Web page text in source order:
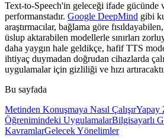
Text-to-Speech'in geleceği ifade gücünde
performanstadır. Google DeepMind gibi
araştırmacılar, bağlama göre
üslup aktarabilen modellerle sınırları
daha yaygın hale geldikçe, hafif TTS
ihtiyaç duymadan doğrudan cihazlarda
uygulamalar için gizliliği ve hızı
Bu sayfada
Metinden Konuşmaya Nasıl ÇalışırYapay
Öğrenimindeki UygulamalarBilgisayarlı
KavramlarGelecek Yönelimler